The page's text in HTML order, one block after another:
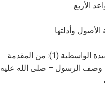
06_ شرح العقيدة الواسطية (1): من المقدمة
وصف الرسول – صلى الله عليه